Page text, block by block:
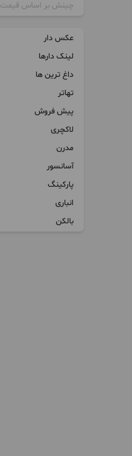
چینش بر اساس قیمت
عکس دار
لینک دارها
داغ ترین ها
تهاتر
پیش فروش
لاکچری
مدرن
آسانسور
پارکینگ
انباری
بالکن